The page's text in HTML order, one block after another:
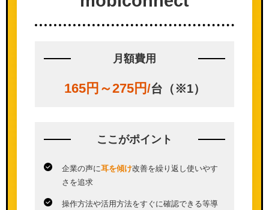
月額費用
165円～275円/台（※1）
ここがポイント
企業の声に耳を傾け改善を繰り返し使いやす
さを追求
操作方法や活用方法をすぐに確認できる等導